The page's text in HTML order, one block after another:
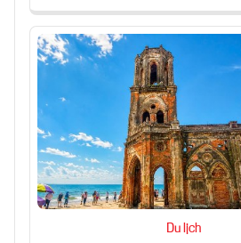
Du lịch